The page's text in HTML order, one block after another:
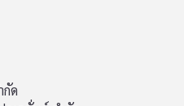
ด